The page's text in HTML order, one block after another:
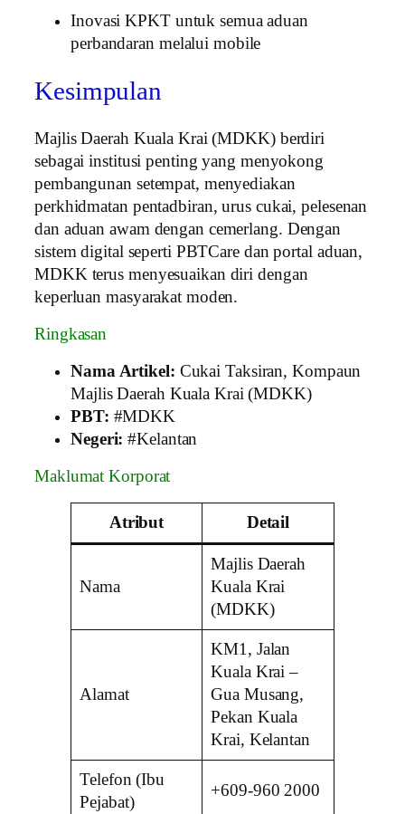
Inovasi KPKT untuk semua aduan
perbandaran melalui mobile
Kesimpulan
Majlis Daerah Kuala Krai (MDKK) berdiri
sebagai institusi penting yang menyokong
pembangunan setempat, menyediakan
perkhidmatan pentadbiran, urus cukai, pelesenan
dan aduan awam dengan cemerlang. Dengan
sistem digital seperti PBTCare dan portal aduan,
MDKK terus menyesuaikan diri dengan
keperluan masyarakat moden.
Ringkasan
Nama Artikel: Cukai Taksiran, Kompaun
Majlis Daerah Kuala Krai (MDKK)
PBT: #MDKK
Negeri: #Kelantan
Maklumat Korporat
Atribut Detail
Nama
Majlis Daerah
Kuala Krai
(MDKK)
Alamat
KM1, Jalan
Kuala Krai –
Gua Musang,
Pekan Kuala
Krai, Kelantan
Telefon (Ibu
Pejabat)
+609-960 2000